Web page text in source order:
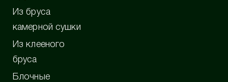
Из бруса
камерной сушки
Из клееного
бруса
Блочные